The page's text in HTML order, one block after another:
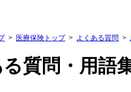
医療保険トップ よくある質問
質問・用語